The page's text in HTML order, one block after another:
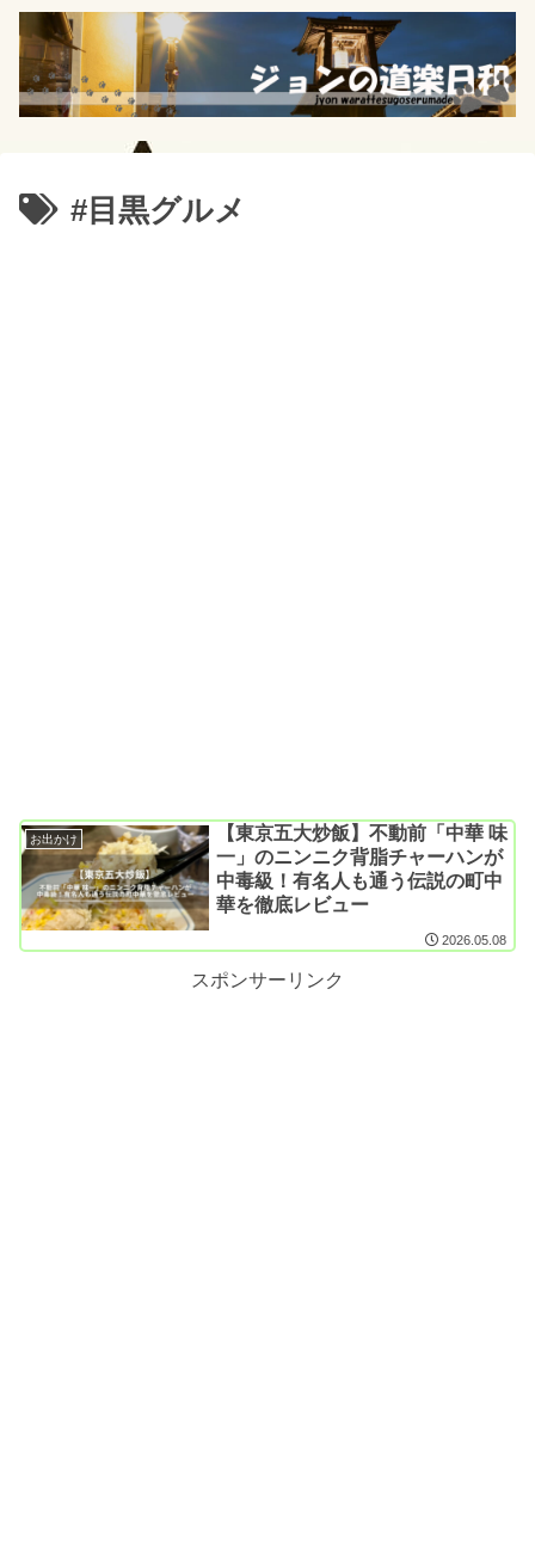
#目黒グルメ
お出かけ
【東京五大炒飯】不動前「中華 味
一」のニンニク背脂チャーハンが
中毒級！有名人も通う伝説の町中
華を徹底レビュー
2026.05.08
スポンサーリンク